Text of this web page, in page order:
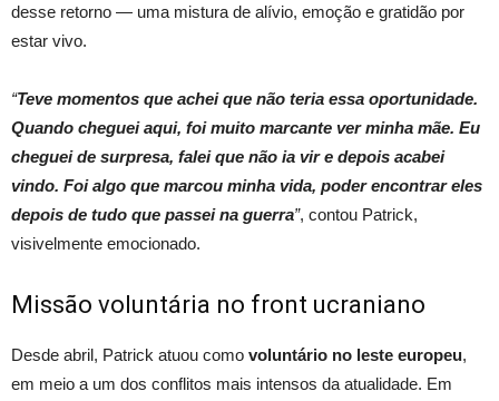
desse retorno — uma mistura de alívio, emoção e gratidão por
estar vivo.
“Teve momentos que achei que não teria essa oportunidade.
Quando cheguei aqui, foi muito marcante ver minha mãe. Eu
cheguei de surpresa, falei que não ia vir e depois acabei
vindo. Foi algo que marcou minha vida, poder encontrar eles
depois de tudo que passei na guerra”, contou Patrick,
visivelmente emocionado.
Missão voluntária no front ucraniano
Desde abril, Patrick atuou como voluntário no leste europeu,
em meio a um dos conflitos mais intensos da atualidade. Em